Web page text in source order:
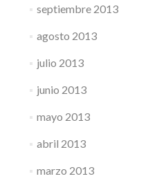
septiembre 2013
agosto 2013
julio 2013
junio 2013
mayo 2013
abril 2013
marzo 2013